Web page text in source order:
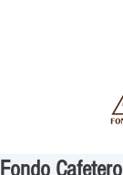
Fondo